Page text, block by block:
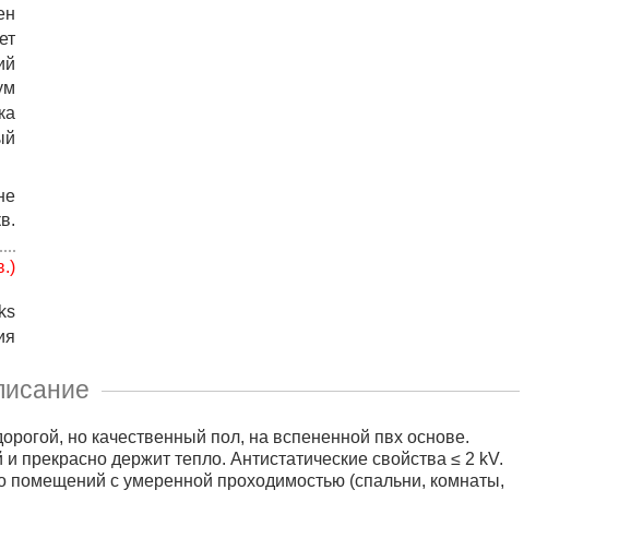
но качественный пол, на вспененной пвх основе.
прекрасно держит тепло. Антистатические свойства ≤ 2 kV.
с умеренной проходимостью (спальни, комнаты,